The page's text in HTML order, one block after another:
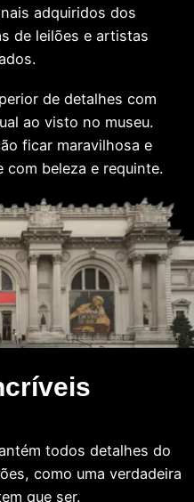
adquiridos dos
de leilões e artistas
de detalhes com
ao visto no museu.
ficar maravilhosa e
beleza e requinte.
todos detalhes do
como uma verdadeira
que ser.